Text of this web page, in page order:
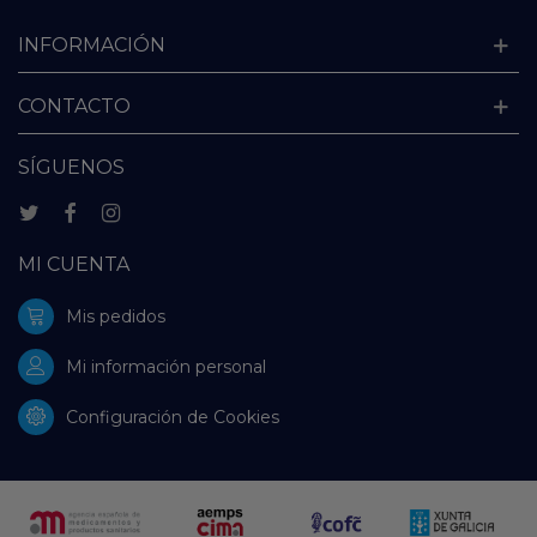
INFORMACIÓN
CONTACTO
SÍGUENOS
MI CUENTA
Mis pedidos
Mi información personal
Configuración de Cookies